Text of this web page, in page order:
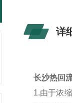
详
长沙热回
1.由于浓